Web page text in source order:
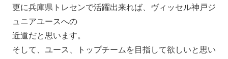
更に兵庫県トレセンで活躍出来れば、ヴィッセル神戸ジ
ュニアユースへの
近道だと思います。
そして、ユース、トップチームを目指して欲しいと思い